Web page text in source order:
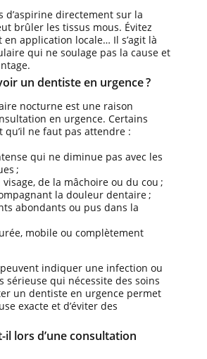
d’aspirine directement sur la
brûler les tissus mous. Évitez
en application locale… Il s’agit là
qui ne soulage pas la cause et
un dentiste en urgence ?
nocturne est une raison
en urgence. Certains
ne faut pas attendre :
qui ne diminue pas avec les
;
de la mâchoire ou du cou ;
la douleur dentaire ;
abondants ou pus dans la
mobile ou complètement
indiquer une infection ou
sérieuse qui nécessite des soins
un dentiste en urgence permet
exacte et d’éviter des
il lors d’une consultation